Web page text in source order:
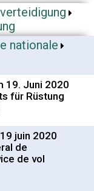
nationale
19. Juni 2020
für Rüstung
juin 2020
de
de vol